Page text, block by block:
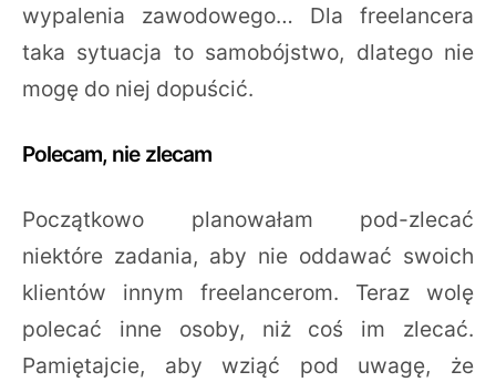
wypalenia zawodowego… Dla freelancera
taka sytuacja to samobójstwo, dlatego nie
mogę do niej dopuścić.
Polecam, nie zlecam
Początkowo planowałam pod-zlecać
niektóre zadania, aby nie oddawać swoich
klientów innym freelancerom. Teraz wolę
polecać inne osoby, niż coś im zlecać.
Pamiętajcie, aby wziąć pod uwagę, że